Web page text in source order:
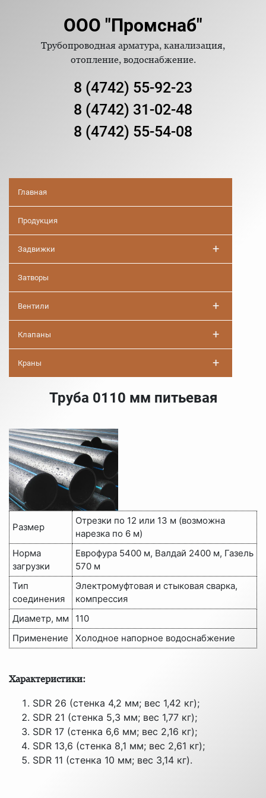
ООО "Промснаб"
Трубопроводная арматура, канализация,
отопление, водоснабжение.
8 (4742) 55-92-23
8 (4742) 31-02-48
8 (4742) 55-54-08
Главная
Продукция
Задвижки +
Затворы
Вентили +
Клапаны +
Краны +
Труба 0110 мм питьевая
Размер
Отрезки по 12 или 13 м (возможна
нарезка по 6 м)
Норма
загрузки
Еврофура 5400 м, Валдай 2400 м, Газель
570 м
Тип
соединения
Электромуфтовая и стыковая сварка,
компрессия
Диаметр, мм
110
Применение
Холодное напорное водоснабжение
Характеристики:
SDR 26 (стенка 4,2 мм; вес 1,42 кг);
SDR 21 (стенка 5,3 мм; вес 1,77 кг);
SDR 17 (стенка 6,6 мм; вес 2,16 кг);
SDR 13,6 (стенка 8,1 мм; вес 2,61 кг);
SDR 11 (стенка 10 мм; вес 3,14 кг).